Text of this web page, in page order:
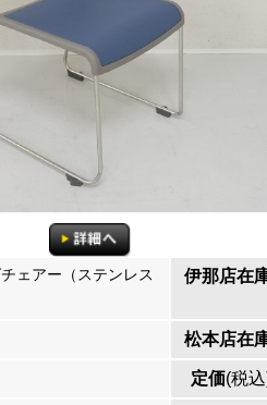
ェアー（ステンレス
伊那店在
松本店在
定価(税